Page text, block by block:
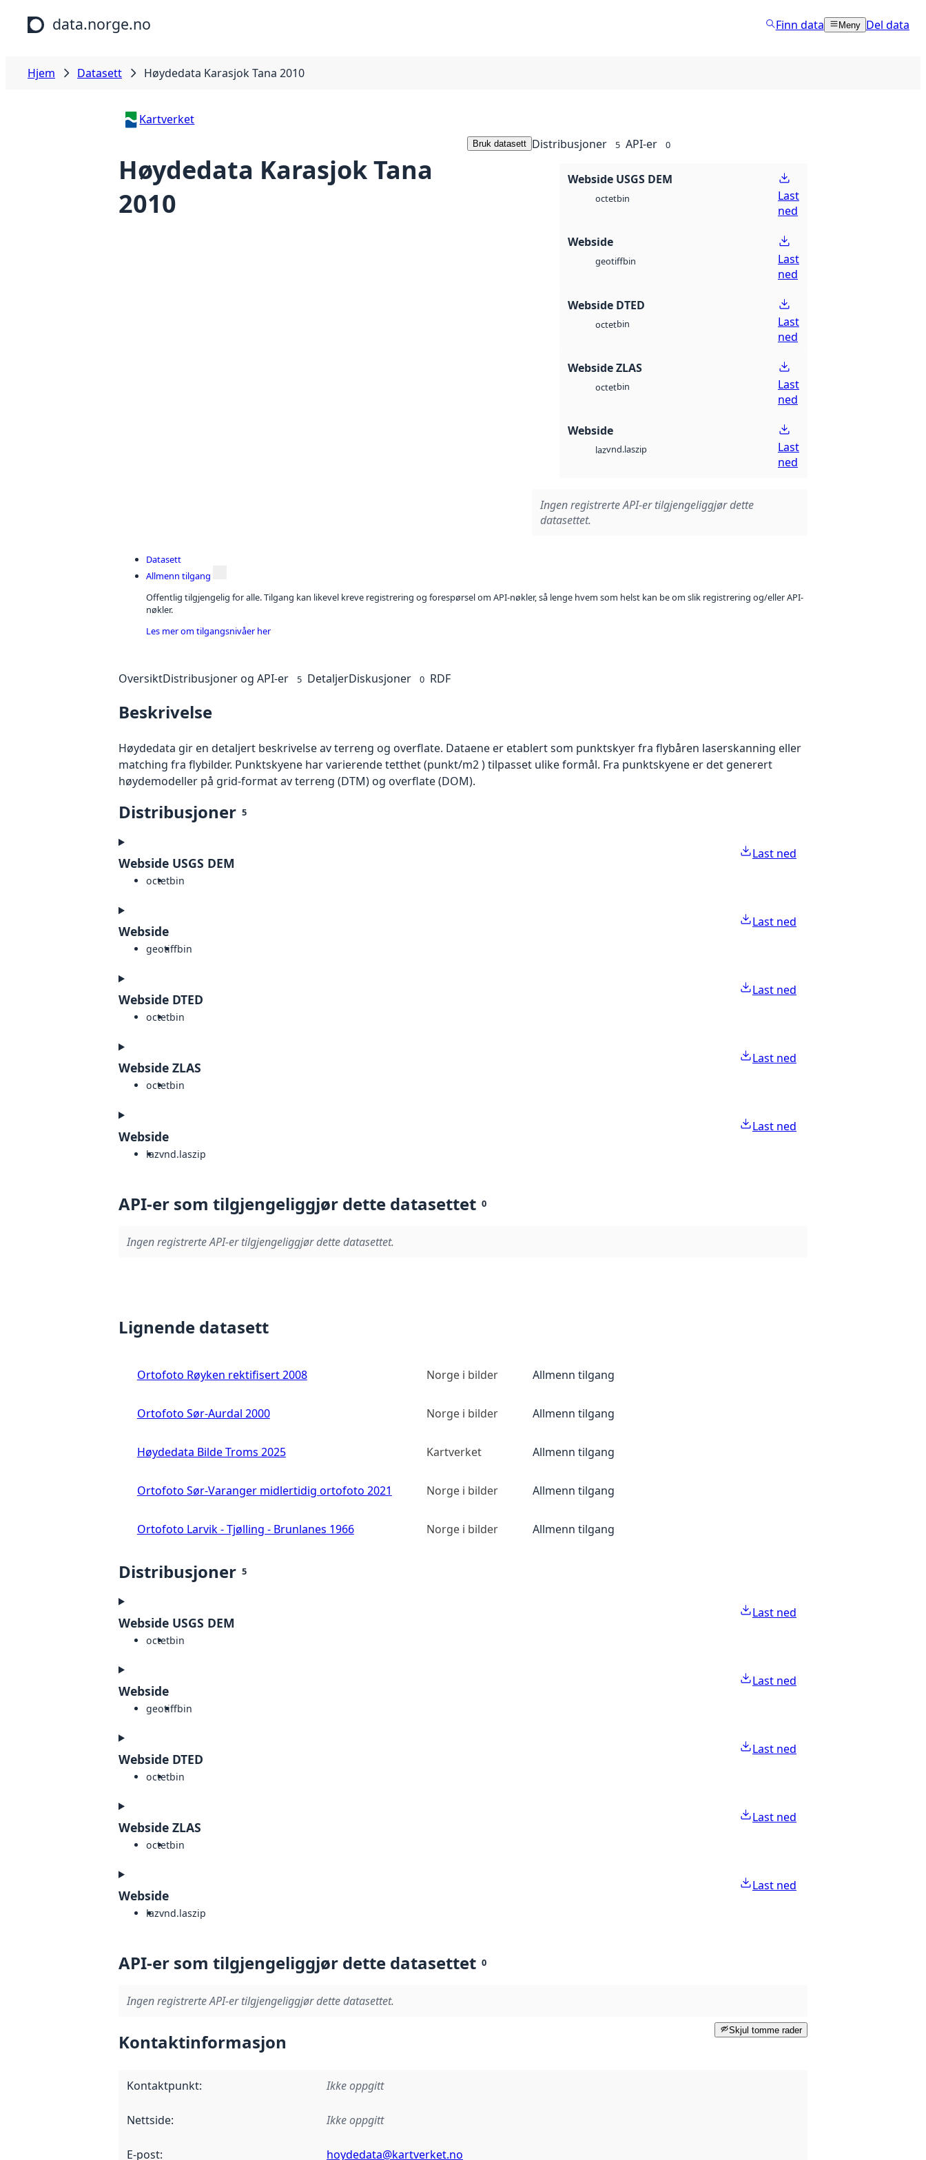
Hopp til hovedinnhold
data.norge.no Finn data Meny Del data
Hjem Datasett Høydedata Karasjok Tana 2010
Kartverket
Høydedata Karasjok Tana
2010
Bruk datasett Distribusjoner 5 API-er 0
Webside USGS DEM
octetbin
Last
ned
Webside
geotiffbin
Last
ned
Webside DTED
octetbin
Last
ned
Webside ZLAS
octetbin
Last
ned
Webside
lazvnd.laszip
Last
ned
Ingen registrerte API-er tilgjengeliggjør dette
datasettet.
Datasett
Allmenn tilgang
Offentlig tilgjengelig for alle. Tilgang kan likevel kreve registrering og forespørsel om API-nøkler, så lenge hvem som helst kan be om slik registrering og/eller API-
nøkler.
Les mer om tilgangsnivåer her
OversiktDistribusjoner og API-er 5 DetaljerDiskusjoner 0 RDF
Beskrivelse
Høydedata gir en detaljert beskrivelse av terreng og overflate. Dataene er etablert som punktskyer fra flybåren laserskanning eller
matching fra flybilder. Punktskyene har varierende tetthet (punkt/m2 ) tilpasset ulike formål. Fra punktskyene er det generert
høydemodeller på grid-format av terreng (DTM) og overflate (DOM).
Distribusjoner 5
Webside USGS DEM
octetbin
Last ned
Webside
geotiffbin
Last ned
Webside DTED
octetbin
Last ned
Webside ZLAS
octetbin
Last ned
Webside
lazvnd.laszip
Last ned
API-er som tilgjengeliggjør dette datasettet 0
Ingen registrerte API-er tilgjengeliggjør dette datasettet.
Lignende datasett
Ortofoto Røyken rektifisert 2008 Norge i bilder Allmenn tilgang
Ortofoto Sør-Aurdal 2000 Norge i bilder Allmenn tilgang
Høydedata Bilde Troms 2025 Kartverket Allmenn tilgang
Ortofoto Sør-Varanger midlertidig ortofoto 2021 Norge i bilder Allmenn tilgang
Ortofoto Larvik - Tjølling - Brunlanes 1966 Norge i bilder Allmenn tilgang
Distribusjoner 5
Webside USGS DEM
octetbin
Last ned
Webside
geotiffbin
Last ned
Webside DTED
octetbin
Last ned
Webside ZLAS
octetbin
Last ned
Webside
lazvnd.laszip
Last ned
API-er som tilgjengeliggjør dette datasettet 0
Ingen registrerte API-er tilgjengeliggjør dette datasettet.
Skjul tomme rader
Kontaktinformasjon
Kontaktpunkt: Ikke oppgitt
Nettside: Ikke oppgitt
E-post: hoydedata@kartverket.no